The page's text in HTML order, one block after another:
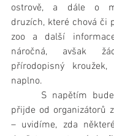
ostrově, a dále o
druzích, které chová či
zoo a další
náročná, avšak
přírodopisný
naplno.
přijde od organizátorů
– uvidíme, zda